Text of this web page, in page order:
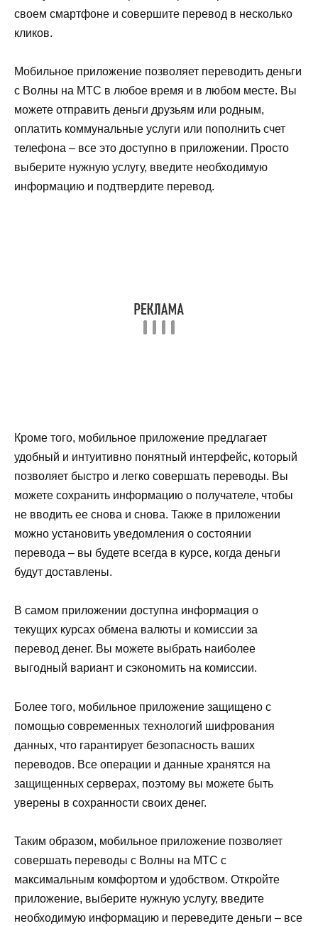
своем смартфоне и совершите перевод в несколько
кликов.
Мобильное приложение позволяет переводить деньги
с Волны на МТС в любое время и в любом месте. Вы
можете отправить деньги друзьям или родным,
оплатить коммунальные услуги или пополнить счет
телефона – все это доступно в приложении. Просто
выберите нужную услугу, введите необходимую
информацию и подтвердите перевод.
Кроме того, мобильное приложение предлагает
удобный и интуитивно понятный интерфейс, который
позволяет быстро и легко совершать переводы. Вы
можете сохранить информацию о получателе, чтобы
не вводить ее снова и снова. Также в приложении
можно установить уведомления о состоянии
перевода – вы будете всегда в курсе, когда деньги
будут доставлены.
В самом приложении доступна информация о
текущих курсах обмена валюты и комиссии за
перевод денег. Вы можете выбрать наиболее
выгодный вариант и сэкономить на комиссии.
Более того, мобильное приложение защищено с
помощью современных технологий шифрования
данных, что гарантирует безопасность ваших
переводов. Все операции и данные хранятся на
защищенных серверах, поэтому вы можете быть
уверены в сохранности своих денег.
Таким образом, мобильное приложение позволяет
совершать переводы с Волны на МТС с
максимальным комфортом и удобством. Откройте
приложение, выберите нужную услугу, введите
необходимую информацию и переведите деньги – все